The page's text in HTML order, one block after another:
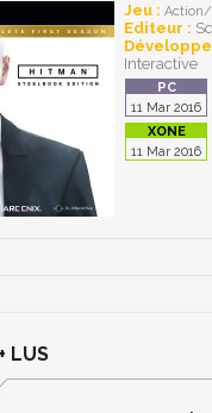
Jeu :
Editeur :
Interactive
11 Mar 2016
11 Mar 2016
LUS